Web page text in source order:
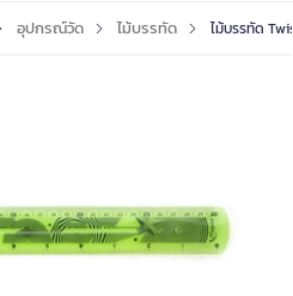
อุปกรณ์วัด ไม้บรรทัด ไม้บรรทัด